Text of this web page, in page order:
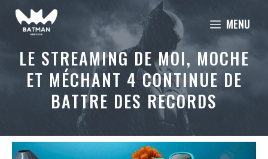
Aller
MENU
LE STREAMING DE MOI, MOCHE
ET MÉCHANT 4 CONTINUE DE
BATTRE DES RECORDS